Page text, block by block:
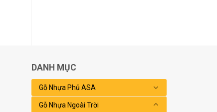
DANH MỤC
Gỗ Nhựa Phủ ASA
Gỗ Nhựa Ngoài Trời